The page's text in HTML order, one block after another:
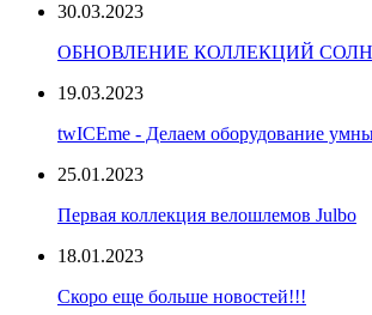
30.03.2023
ОБНОВЛЕНИЕ КОЛЛЕКЦИЙ
19.03.2023
twICEme - Делаем оборудование
25.01.2023
Первая коллекция велошлемов Julbo
18.01.2023
Скоро еще больше новостей!!!